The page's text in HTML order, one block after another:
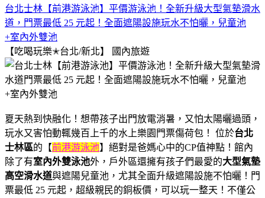
台北士林【前港游泳池】平價游泳池！全新升級大型氣墊滑水
道，門票最低 25 元起！全面遮陽設施玩水不怕曬，兒童池
+室內外雙池
【吃喝玩樂✭台北/新北】
國內旅遊
夏天熱到快融化！想帶孩子出門放電消暑，又怕太陽曬過頭，
玩水又害怕動輒幾百上千的水上樂園門票傷荷包！ 位於台北
士林區的【前港游泳池】絕對是爸媽心中的CP值神點！館內
除了有室內外雙泳池外，戶外區還擁有孩子們最愛的大型氣墊
高空滑水道與遮陽兒童池，尤其全面升級遮陽設施不怕曬！門
票最低 25 元起，超級親民的銅板價，可以玩一整天！不僅公